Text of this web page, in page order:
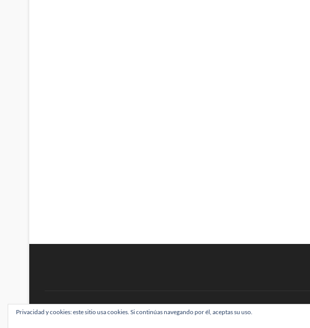
BRAINSTOMPING| Diseñado por:Theme Freesia|WordPress| © Todos los derechos reservados
Privacidad y cookies: este sitio usa cookies. Si continúas navegando por él, aceptas su uso.